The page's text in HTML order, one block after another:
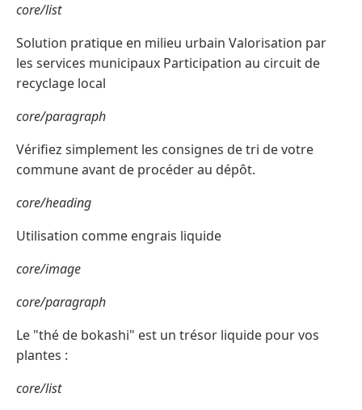
core/list
Solution pratique en milieu urbain Valorisation par
les services municipaux Participation au circuit de
recyclage local
core/paragraph
Vérifiez simplement les consignes de tri de votre
commune avant de procéder au dépôt.
core/heading
Utilisation comme engrais liquide
core/image
core/paragraph
Le "thé de bokashi" est un trésor liquide pour vos
plantes :
core/list